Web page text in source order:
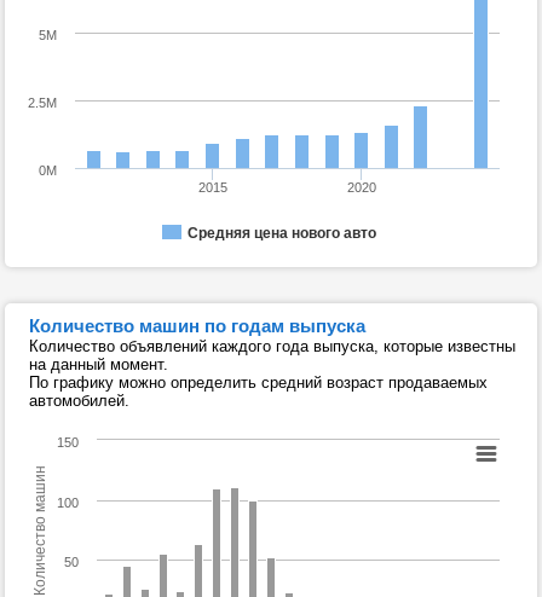
Средняя цена нового авто
2015 2020
0M
2.5M
5M
Количество машин по годам выпуска
Количество объявлений каждого года выпуска, которые известны
на данный момент.
По графику можно определить средний возраст продаваемых
автомобилей.
Количество машин 50
100
150